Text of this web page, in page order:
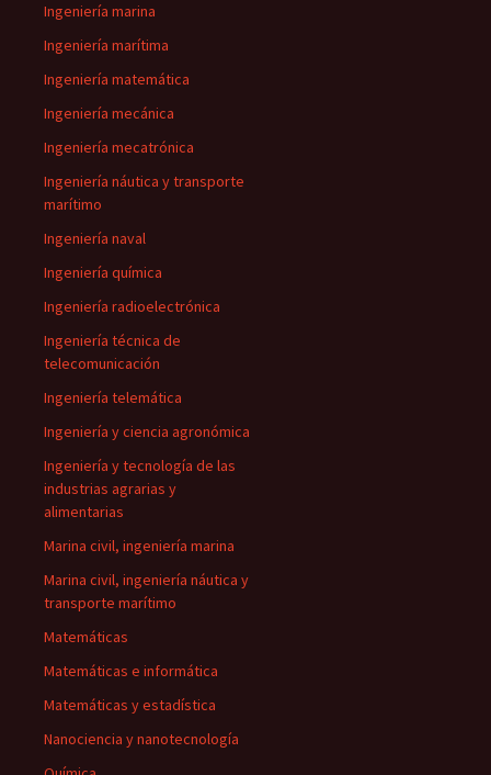
Ingeniería marina
Ingeniería marítima
Ingeniería matemática
Ingeniería mecánica
Ingeniería mecatrónica
Ingeniería náutica y transporte
marítimo
Ingeniería naval
Ingeniería química
Ingeniería radioelectrónica
Ingeniería técnica de
telecomunicación
Ingeniería telemática
Ingeniería y ciencia agronómica
Ingeniería y tecnología de las
industrias agrarias y
alimentarias
Marina civil, ingeniería marina
Marina civil, ingeniería náutica y
transporte marítimo
Matemáticas
Matemáticas e informática
Matemáticas y estadística
Nanociencia y nanotecnología